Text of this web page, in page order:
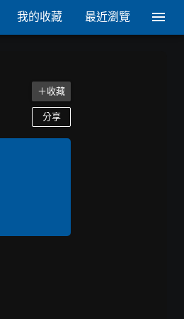
我的收藏 最近瀏覽
＋收藏
分享